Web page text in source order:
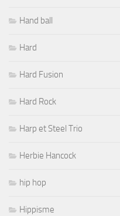
Hand ball
Hard
Hard Fusion
Hard Rock
Harp et Steel Trio
Herbie Hancock
hip hop
Hippisme